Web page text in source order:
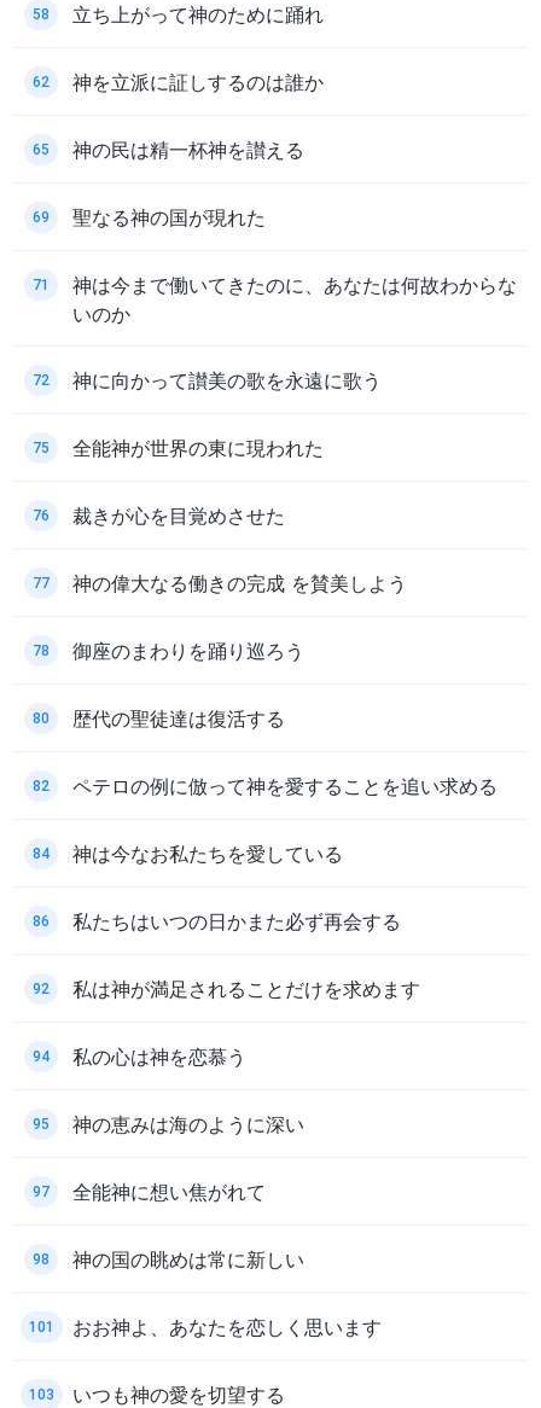
58 立ち上がって神のために踊れ
62 神を立派に証しするのは誰か
65 神の民は精一杯神を讃える
69 聖なる神の国が現れた
71
神は今まで働いてきたのに、あなたは何故わからな
いのか
72 神に向かって讃美の歌を永遠に歌う
75 全能神が世界の東に現われた
76 裁きが心を目覚めさせた
77 神の偉大なる働きの完成 を賛美しよう
78 御座のまわりを踊り巡ろう
80 歴代の聖徒達は復活する
82 ペテロの例に倣って神を愛することを追い求める
84 神は今なお私たちを愛している
86 私たちはいつの日かまた必ず再会する
92 私は神が満足されることだけを求めます
94 私の心は神を恋慕う
95 神の恵みは海のように深い
97 全能神に想い焦がれて
98 神の国の眺めは常に新しい
101 おお神よ、あなたを恋しく思います
103 いつも神の愛を切望する